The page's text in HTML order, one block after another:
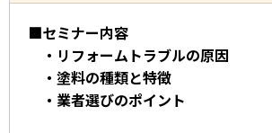
■セミナー内容
・リフォームトラブルの原因
・塗料の種類と特徴
・業者選びのポイント